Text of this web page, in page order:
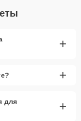
+
+
для
+